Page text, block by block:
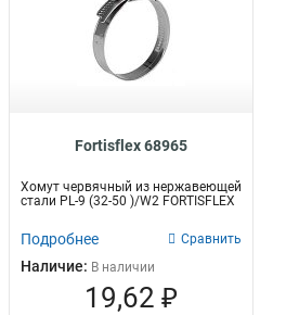
Fortisflex 68965
Хомут червячный из нержавеющей
стали PL-9 (32-50 )/W2 FORTISFLEX
Подробнее Сравнить
Наличие: В наличии
19,62 ₽